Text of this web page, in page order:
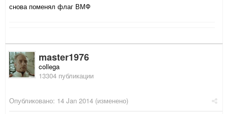
снова поменял флаг ВМФ
master1976
collega
13304 публикации
Опубликовано: 14 Jan 2014 (изменено)